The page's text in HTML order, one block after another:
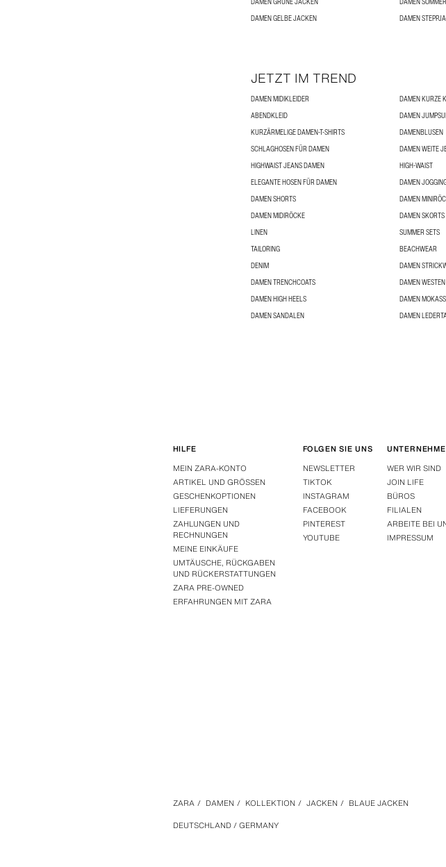
DAMEN GELBE JACKEN
DAMEN
JETZT IM TREND
DAMEN MIDIKLEIDER DAMEN KURZE
ABENDKLEID
DAMEN
KURZÄRMELIGE DAMEN-T-SHIRTS
DAMENBLUSEN
SCHLAGHOSEN FÜR DAMEN
DAMEN WEITE
HIGHWAIST JEANS DAMEN
HIGH-WAIST
ELEGANTE HOSEN FÜR DAMEN
DAMEN
DAMEN SHORTS
DAMEN
DAMEN MIDIRÖCKE
DAMEN SKORTS
LINEN
SUMMER SETS
TAILORING
BEACHWEAR
DENIM
DAMEN
DAMEN TRENCHCOATS
DAMEN WESTEN
DAMEN HIGH HEELS
DAMEN
DAMEN SANDALEN
DAMEN
HILFE
MEIN ZARA-KONTO
ARTIKEL UND GRÖSSEN
GESCHENKOPTIONEN
LIEFERUNGEN
ZAHLUNGEN UND
RECHNUNGEN
MEINE EINKÄUFE
UMTÄUSCHE, RÜCKGABEN
UND RÜCKERSTATTUNGEN
ZARA PRE-OWNED
ERFAHRUNGEN MIT ZARA
FOLGEN SIE UNS
NEWSLETTER
TIKTOK
INSTAGRAM
FACEBOOK
PINTEREST
YOUTUBE
WER WIR SIND
JOIN LIFE
BÜROS
FILIALEN
ARBEITE BEI
IMPRESSUM
ZARA / DAMEN / KOLLEKTION / JACKEN / BLAUE JACKEN
DEUTSCHLAND / GERMANY